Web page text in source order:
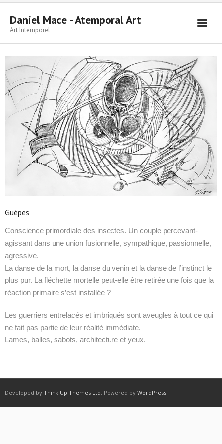
Daniel Mace - Atemporal Art
Art Intemporel
Peintures
Dessins
Sculpture
Écrits
Contacter
Guèpes
Conscience primordiale des insectes. Un couple percevant-
agissant dans une union fusionnelle, sympathique, passionnelle,
agressive.
La danse de la mort, la danse du venin et la danse de l’instinct le
plus pur. La fléchette mortelle peut-elle être retirée une fois que la
réaction primaire s’est installée ?
Les guerriers entrelacés et imbriqués sont aveugles à tout ce qui
ne fait pas partie de leur réalité immédiate.
Lames, balles, sabots, architecture et yeux.
Developed by Think Up Themes Ltd. Powered by WordPress.